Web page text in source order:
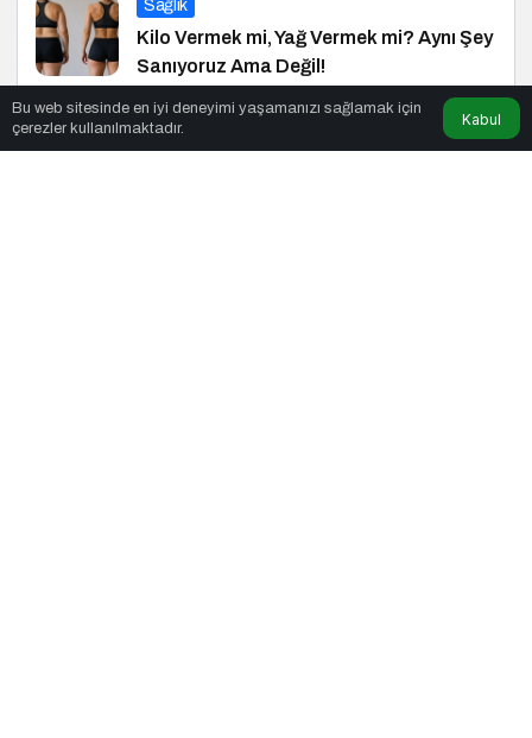
Sağlık
Kilo Vermek mi, Yağ Vermek mi? Aynı Şey
Sanıyoruz Ama Değil!
Siyaset
Bu web sitesinde en iyi deneyimi yaşamanızı sağlamak için
çerezler kullanılmaktadır.
Kabul